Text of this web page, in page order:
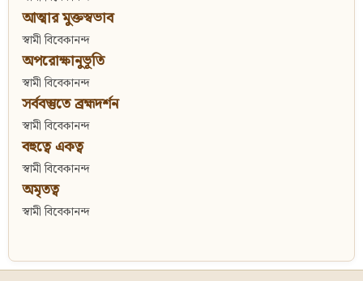
আত্মার মুক্তস্বভাব
স্বামী বিবেকানন্দ
অপরোক্ষানুভূতি
স্বামী বিবেকানন্দ
সর্ববস্তুতে ব্রহ্মদর্শন
স্বামী বিবেকানন্দ
বহুত্বে একত্ব
স্বামী বিবেকানন্দ
অমৃতত্ব
স্বামী বিবেকানন্দ